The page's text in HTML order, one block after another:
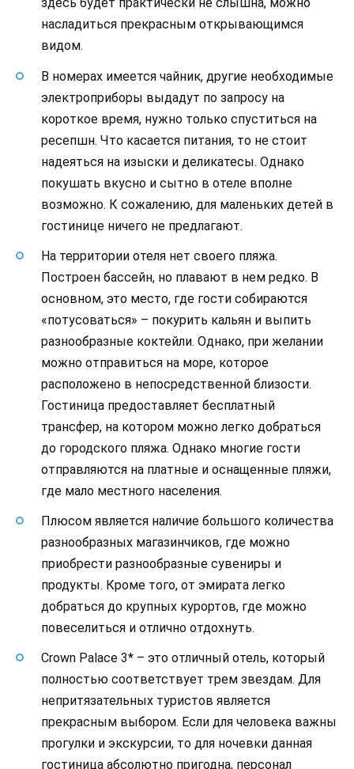
здесь будет практически не слышна, можно
насладиться прекрасным открывающимся
видом.
В номерах имеется чайник, другие необходимые
электроприборы выдадут по запросу на
короткое время, нужно только спуститься на
ресепшн. Что касается питания, то не стоит
надеяться на изыски и деликатесы. Однако
покушать вкусно и сытно в отеле вполне
возможно. К сожалению, для маленьких детей в
гостинице ничего не предлагают.
На территории отеля нет своего пляжа.
Построен бассейн, но плавают в нем редко. В
основном, это место, где гости собираются
«потусоваться» – покурить кальян и выпить
разнообразные коктейли. Однако, при желании
можно отправиться на море, которое
расположено в непосредственной близости.
Гостиница предоставляет бесплатный
трансфер, на котором можно легко добраться
до городского пляжа. Однако многие гости
отправляются на платные и оснащенные пляжи,
где мало местного населения.
Плюсом является наличие большого количества
разнообразных магазинчиков, где можно
приобрести разнообразные сувениры и
продукты. Кроме того, от эмирата легко
добраться до крупных курортов, где можно
повеселиться и отлично отдохнуть.
Crown Palace 3* – это отличный отель, который
полностью соответствует трем звездам. Для
непритязательных туристов является
прекрасным выбором. Если для человека важны
прогулки и экскурсии, то для ночевки данная
гостиница абсолютно пригодна, персонал